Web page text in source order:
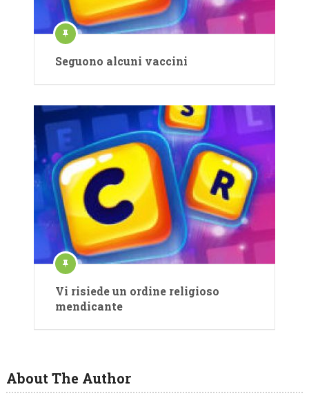
Seguono alcuni vaccini
Vi risiede un ordine religioso
mendicante
About The Author